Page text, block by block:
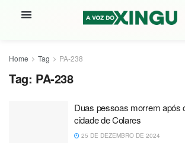
Home Tag PA-238
Tag: PA-238
Duas pessoas morrem após
cidade de Colares
25 DE DEZEMBRO DE 2024